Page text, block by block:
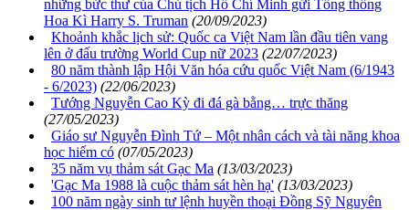
những bức thư của Chủ tịch Hồ Chí Minh gửi Tổng thống
Hoa Kì Harry S. Truman (20/09/2023)
Khoảnh khắc lịch sử: Quốc ca Việt Nam lần đầu tiên vang
lên ở đấu trường World Cup nữ 2023 (22/07/2023)
80 năm thành lập Hội Văn hóa cứu quốc Việt Nam (6/1943
- 6/2023) (22/06/2023)
Tướng Nguyễn Cao Kỳ đi đá gà bằng… trực thăng
(27/05/2023)
Giáo sư Nguyễn Đình Tứ – Một nhân cách và tài năng khoa
học hiếm có (07/05/2023)
35 năm vụ thảm sát Gạc Ma (13/03/2023)
'Gạc Ma 1988 là cuộc thảm sát hèn hạ' (13/03/2023)
100 năm ngày sinh tư lệnh huyền thoại Đồng Sỹ Nguyên